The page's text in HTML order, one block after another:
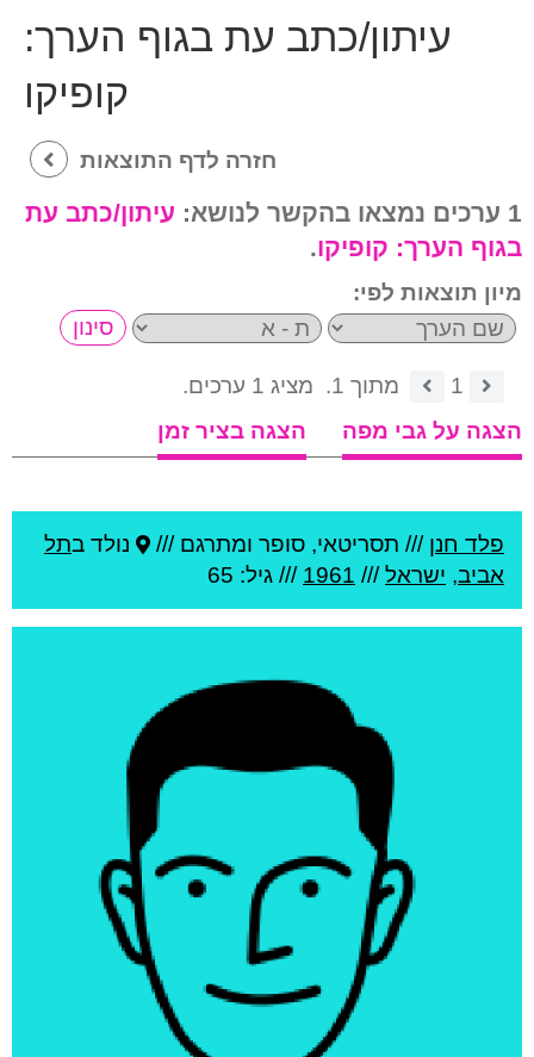
עיתון/כתב עת בגוף הערך:
קופיקו
חזרה לדף התוצאות
1 ערכים נמצאו בהקשר לנושא:
עיתון/כתב עת
בגוף הערך: קופיקו.
מיון תוצאות לפי:
1 מתוך 1.
מציג 1 ערכים.
הצגה על גבי מפה
הצגה בציר זמן
פלד חנן /// תסריטאי, סופר ומתרגם /// נולד בתל
אביב, ישראל///
1961 /// גיל: 65